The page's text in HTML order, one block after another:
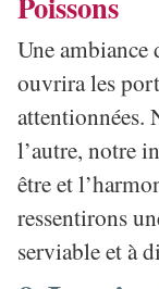
Une ambiance
ouvrira les
attentionnées.
l’autre, notre
être et
ressentirons
serviable et à